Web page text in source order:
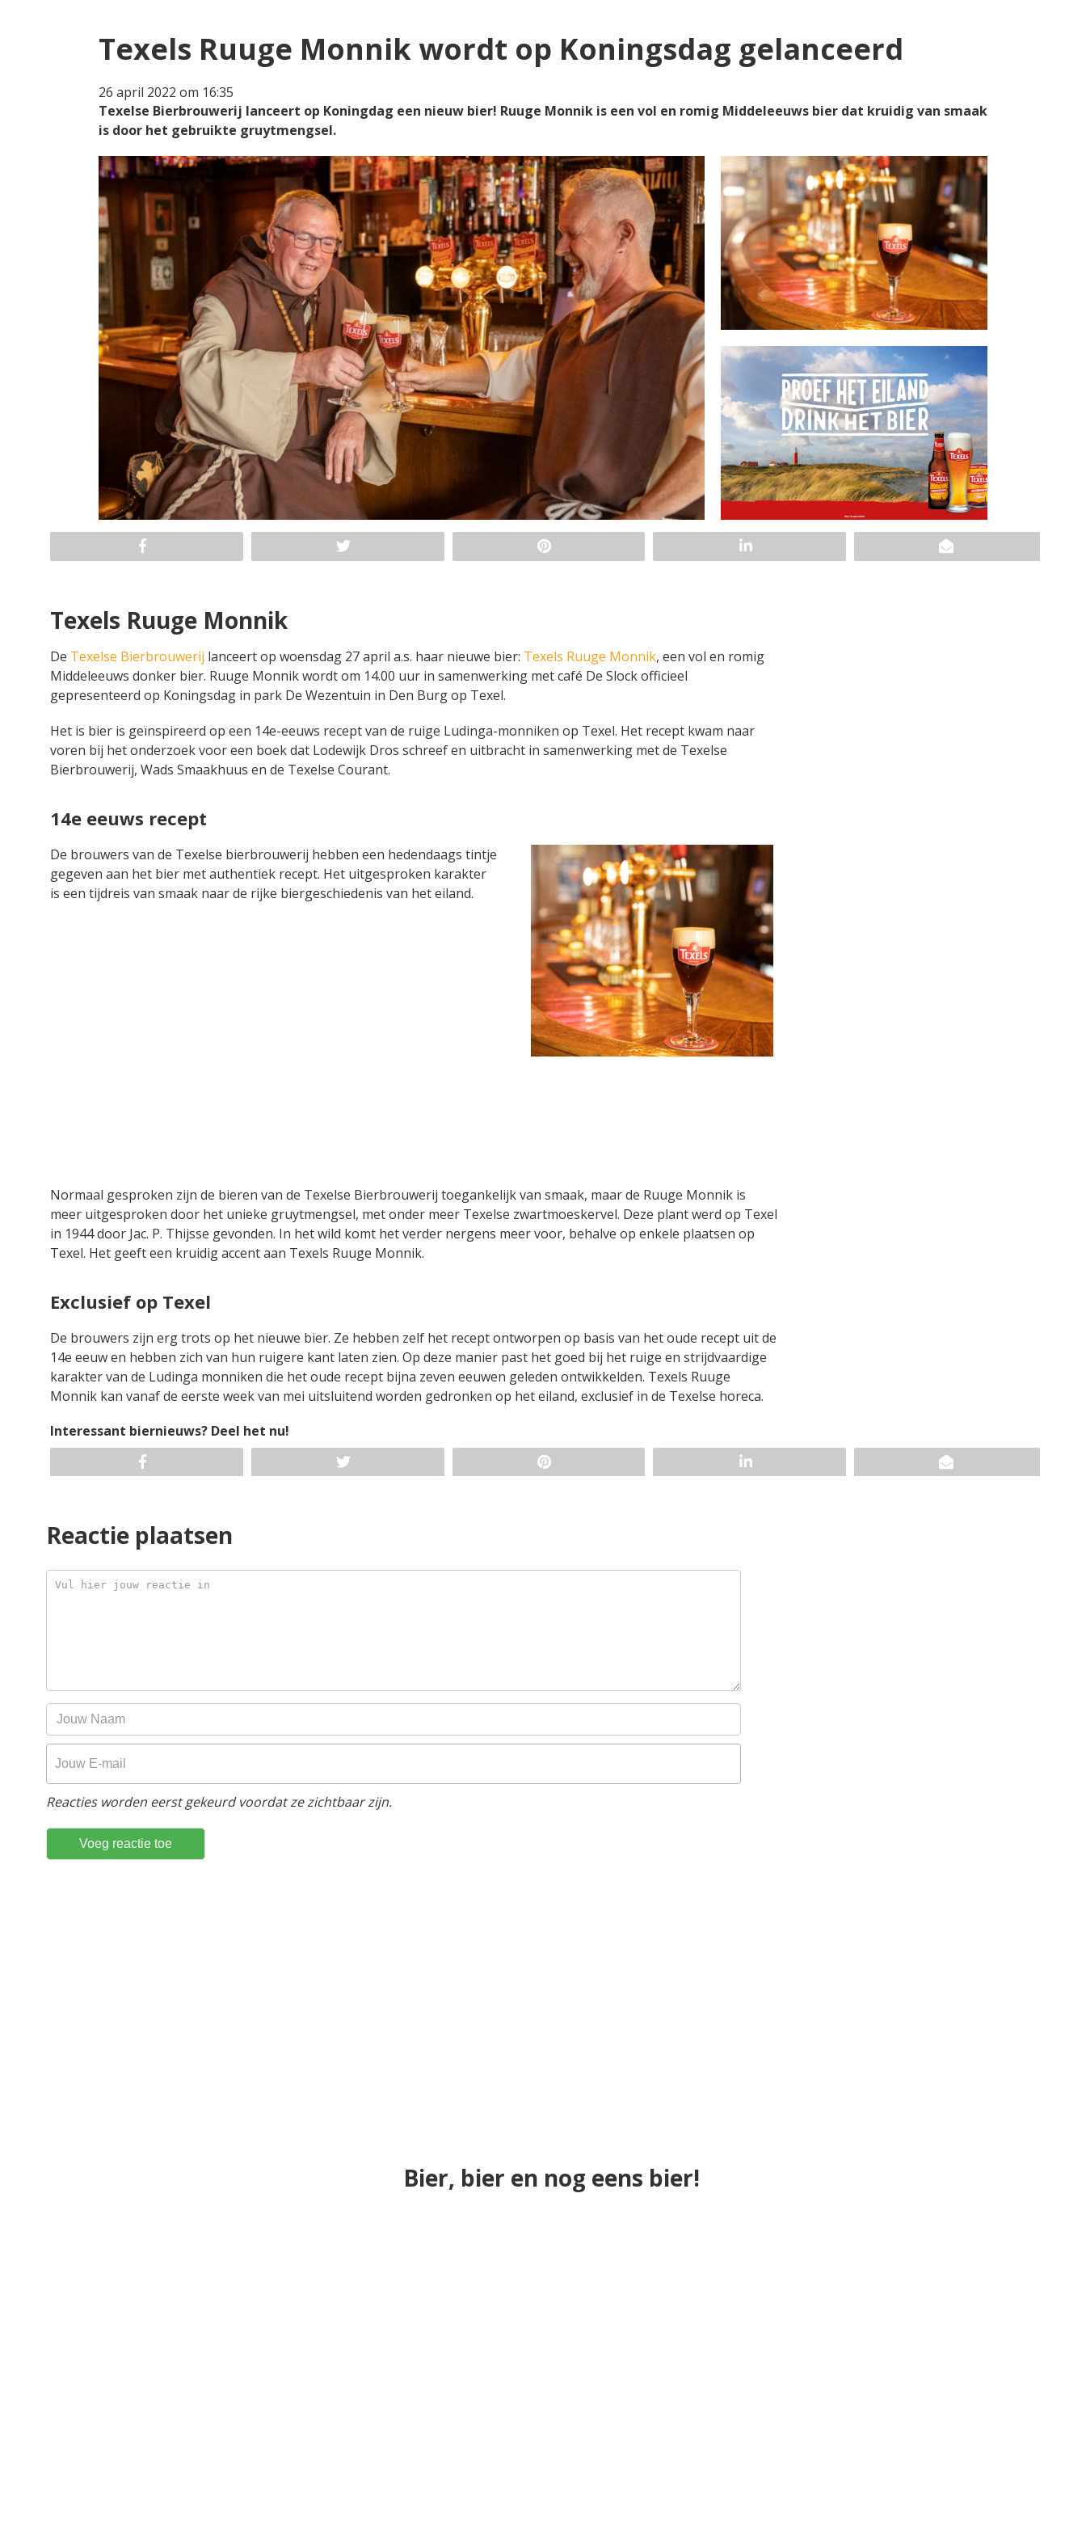
Texels Ruuge Monnik wordt op Koningsdag gelanceerd
26 april 2022 om 16:35
Texelse Bierbrouwerij lanceert op Koningdag een nieuw bier! Ruuge Monnik is een vol en romig Middeleeuws bier dat kruidig van smaak
is door het gebruikte gruytmengsel.
Texels Ruuge Monnik
De Texelse Bierbrouwerij lanceert op woensdag 27 april a.s. haar nieuwe bier: Texels Ruuge Monnik, een vol en romig
Middeleeuws donker bier. Ruuge Monnik wordt om 14.00 uur in samenwerking met café De Slock officieel
gepresenteerd op Koningsdag in park De Wezentuin in Den Burg op Texel.
Het is bier is geïnspireerd op een 14e-eeuws recept van de ruige Ludinga-monniken op Texel. Het recept kwam naar
voren bij het onderzoek voor een boek dat Lodewijk Dros schreef en uitbracht in samenwerking met de Texelse
Bierbrouwerij, Wads Smaakhuus en de Texelse Courant.
14e eeuws recept
De brouwers van de Texelse bierbrouwerij hebben een hedendaags tintje
gegeven aan het bier met authentiek recept. Het uitgesproken karakter
is een tijdreis van smaak naar de rijke biergeschiedenis van het eiland.
Normaal gesproken zijn de bieren van de Texelse Bierbrouwerij toegankelijk van smaak, maar de Ruuge Monnik is
meer uitgesproken door het unieke gruytmengsel, met onder meer Texelse zwartmoeskervel. Deze plant werd op Texel
in 1944 door Jac. P. Thijsse gevonden. In het wild komt het verder nergens meer voor, behalve op enkele plaatsen op
Texel. Het geeft een kruidig accent aan Texels Ruuge Monnik.
Exclusief op Texel
De brouwers zijn erg trots op het nieuwe bier. Ze hebben zelf het recept ontworpen op basis van het oude recept uit de
14e eeuw en hebben zich van hun ruigere kant laten zien. Op deze manier past het goed bij het ruige en strijdvaardige
karakter van de Ludinga monniken die het oude recept bijna zeven eeuwen geleden ontwikkelden. Texels Ruuge
Monnik kan vanaf de eerste week van mei uitsluitend worden gedronken op het eiland, exclusief in de Texelse horeca.
Interessant biernieuws? Deel het nu!
Reactie plaatsen
Reacties worden eerst gekeurd voordat ze zichtbaar zijn.
Bier, bier en nog eens bier!